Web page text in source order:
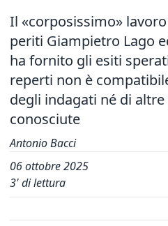
Il «corposissimo»
periti Giampietro Lago
ha fornito gli esiti
reperti non è
degli indagati né di
conosciute
Antonio Bacci
06 ottobre 2025
3' di lettura